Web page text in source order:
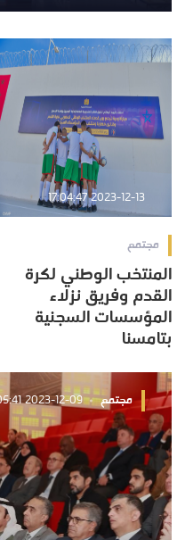
2023-12-13 17:04:47
مجتمع
المنتخب الوطني لكرة
القدم وفريق نزلاء
المؤسسات السجنية
بتامسنا
مجتمع 2023-12-09 11:05:41